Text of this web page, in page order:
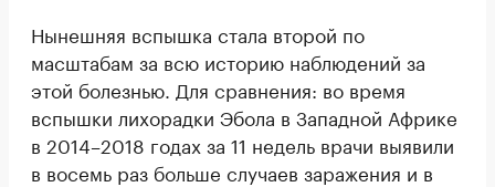
Нынешняя вспышка стала второй по
масштабам за всю историю наблюдений за
этой болезнью. Для сравнения: во время
вспышки лихорадки Эбола в Западной Африке
в 2014–2018 годах за 11 недель врачи выявили
в восемь раз больше случаев заражения и в